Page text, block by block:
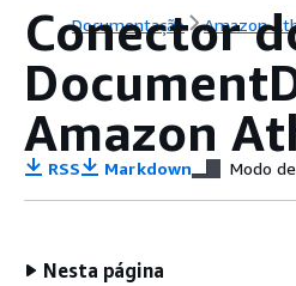
Documentação Amazon
Conector
Amazon
RSS Markdown Modo
Nesta página